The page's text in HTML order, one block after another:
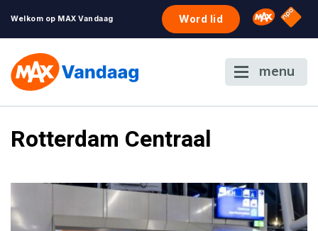
Welkom op MAX Vandaag Word lid Omroep
NPO
menu
Rotterdam Centraal